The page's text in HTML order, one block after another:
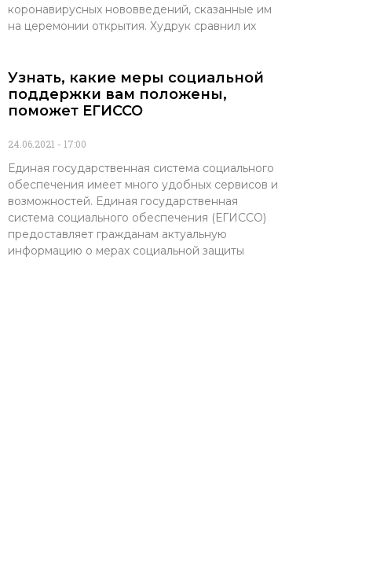
коронавирусных нововведений, сказанные им
на церемонии открытия. Худрук сравнил их
Узнать, какие меры социальной
поддержки вам положены,
поможет ЕГИССО
24.06.2021 17:00
Единая государственная система социального
обеспечения имеет много удобных сервисов и
возможностей. Единая государственная
система социального обеспечения (ЕГИССО)
предоставляет гражданам актуальную
информацию о мерах социальной защиты